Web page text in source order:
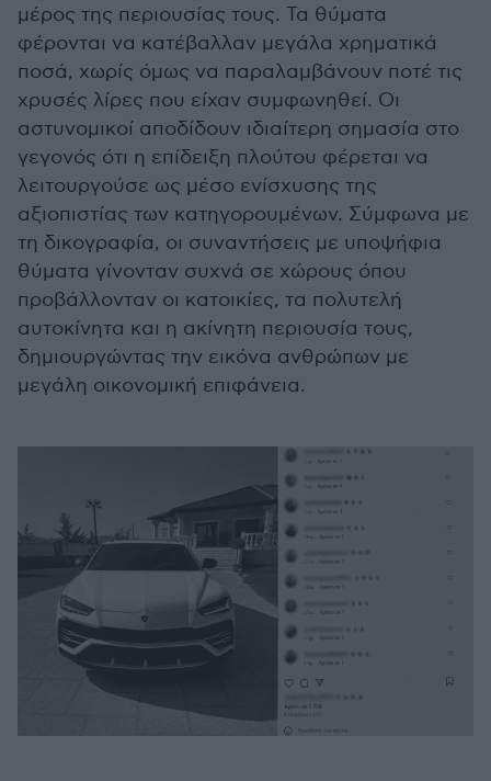
μέρος της περιουσίας τους. Τα θύματα
φέρονται να κατέβαλλαν μεγάλα χρηματικά
ποσά, χωρίς όμως να παραλαμβάνουν ποτέ τις
χρυσές λίρες που είχαν συμφωνηθεί. Οι
αστυνομικοί αποδίδουν ιδιαίτερη σημασία στο
γεγονός ότι η επίδειξη πλούτου φέρεται να
λειτουργούσε ως μέσο ενίσχυσης της
αξιοπιστίας των κατηγορουμένων. Σύμφωνα με
τη δικογραφία, οι συναντήσεις με υποψήφια
θύματα γίνονταν συχνά σε χώρους όπου
προβάλλονταν οι κατοικίες, τα πολυτελή
αυτοκίνητα και η ακίνητη περιουσία τους,
δημιουργώντας την εικόνα ανθρώπων με
μεγάλη οικονομική επιφάνεια.